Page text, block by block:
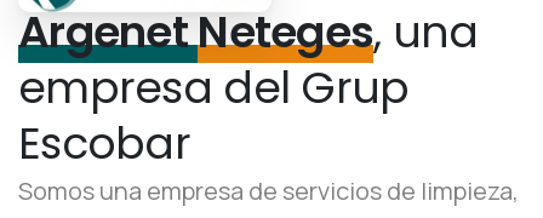
ArgenetNeteges, una
empresa del Grup
Escobar
Somos una empresa de servicios de limpieza,